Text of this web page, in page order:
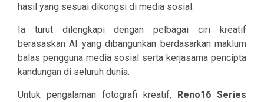
hasil yang sesuai dikongsi di media sosial.
Ia turut dilengkapi dengan pelbagai ciri kreatif
berasaskan AI yang dibangunkan berdasarkan maklum
balas pengguna media sosial serta kerjasama pencipta
kandungan di seluruh dunia.
Untuk pengalaman fotografi kreatif, Reno16 Series